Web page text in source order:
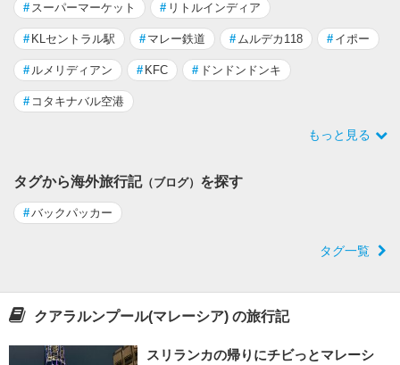
# スーパーマーケット # リトルインディア
# KLセントラル駅 # マレー鉄道 # ムルデカ118 # イポー
# ルメリディアン # KFC # ドンドンドンキ
# コタキナバル空港
もっと見る
タグから海外旅行記（ブログ） を探す
#バックパッカー
タグ一覧
クアラルンプール(マレーシア) の旅行記
スリランカの帰りにチビっとマレーシ